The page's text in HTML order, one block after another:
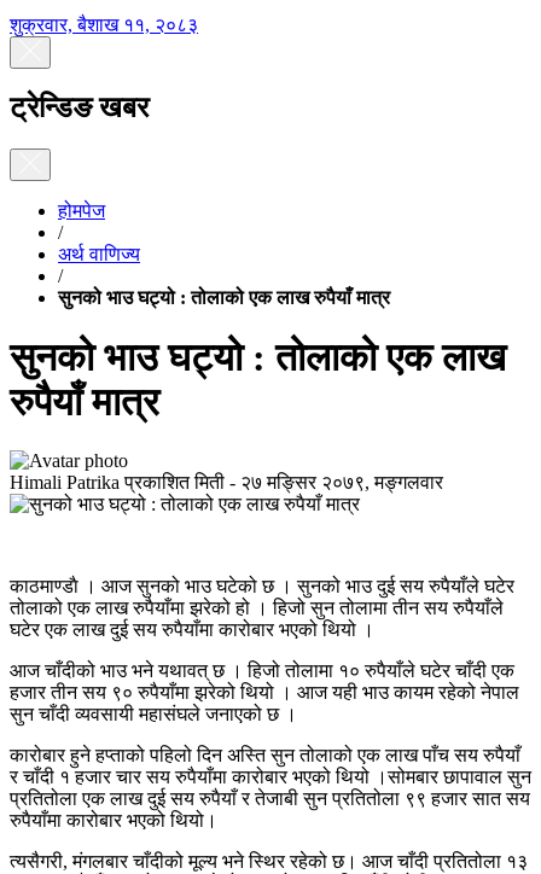
शुक्रवार, बैशाख ११, २०८३
ट्रेन्डिङ खबर
होमपेज
/
अर्थ वाणिज्य
/
सुनको भाउ घट्यो : तोलाको एक लाख रुपैयाँ मात्र
सुनको भाउ घट्यो : तोलाको एक लाख
रुपैयाँ मात्र
Himali Patrika प्रकाशित मिती - २७ मङ्सिर २०७९, मङ्गलवार
काठमाण्डाै । आज सुनको भाउ घटेको छ । सुनको भाउ दुई सय रुपैयाँले घटेर
तोलाको एक लाख रुपैयाँमा झरेको हो । हिजो सुन तोलामा तीन सय रुपैयाँले
घटेर एक लाख दुई सय रुपैयाँमा कारोबार भएको थियो ।
आज चाँदीको भाउ भने यथावत् छ । हिजो तोलामा १० रुपैयाँले घटेर चाँदी एक
हजार तीन सय ९० रुपैयाँमा झरेको थियो । आज यही भाउ कायम रहेको नेपाल
सुन चाँदी व्यवसायी महासंघले जनाएको छ ।
कारोबार हुने हप्ताको पहिलो दिन अस्ति सुन तोलाको एक लाख पाँच सय रुपैयाँ
र चाँदी १ हजार चार सय रुपैयाँमा कारोबार भएको थियो ।सोमबार छापावाल सुन
प्रतितोला एक लाख दुई सय रुपैयाँ र तेजाबी सुन प्रतितोला ९९ हजार सात सय
रुपैयाँमा कारोबार भएको थियो।
त्यसैगरी, मंगलबार चाँदीको मूल्य भने स्थिर रहेको छ। आज चाँदी प्रतितोला १३